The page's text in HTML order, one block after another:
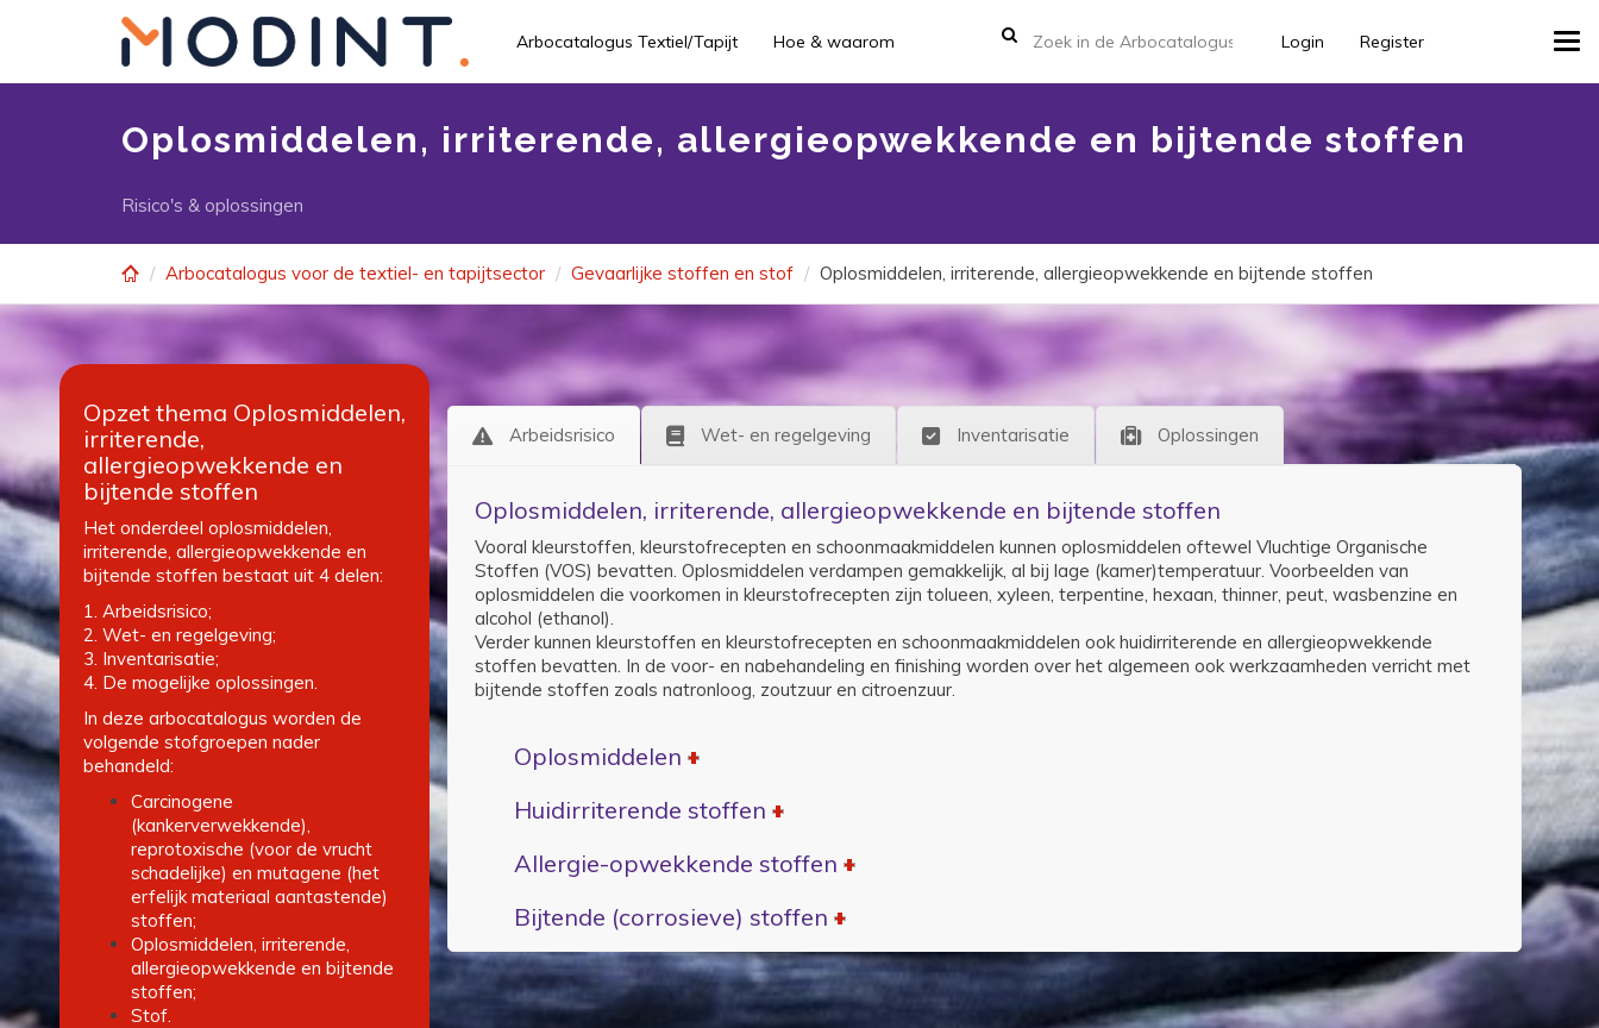
Login Register
Arbocatalogus Textiel/Tapijt Hoe & waarom
Oplosmiddelen, irriterende, allergieopwekkende en bijtende stoffen
Risico's & oplossingen
Arbocatalogus voor de textiel- en tapijtsector Gevaarlijke stoffen en stof Oplosmiddelen, irriterende, allergieopwekkende en bijtende stoffen
Opzet thema Oplosmiddelen,
irriterende,
allergieopwekkende en
bijtende stoffen
Het onderdeel oplosmiddelen,
irriterende, allergieopwekkende en
bijtende stoffen bestaat uit 4 delen:
1. Arbeidsrisico;
2. Wet- en regelgeving;
3. Inventarisatie;
4. De mogelijke oplossingen.
In deze arbocatalogus worden de
volgende stofgroepen nader
behandeld:
Carcinogene
(kankerverwekkende),
reprotoxische (voor de vrucht
schadelijke) en mutagene (het
erfelijk materiaal aantastende)
stoffen;
Oplosmiddelen, irriterende,
allergieopwekkende en bijtende
stoffen;
Stof.
Arbeidsrisico Wet- en regelgeving Inventarisatie Oplossingen
Oplosmiddelen, irriterende, allergieopwekkende en bijtende stoffen
Vooral kleurstoffen, kleurstofrecepten en schoonmaakmiddelen kunnen oplosmiddelen oftewel Vluchtige Organische
Stoffen (VOS) bevatten. Oplosmiddelen verdampen gemakkelijk, al bij lage (kamer)temperatuur. Voorbeelden van
oplosmiddelen die voorkomen in kleurstofrecepten zijn tolueen, xyleen, terpentine, hexaan, thinner, peut, wasbenzine en
alcohol (ethanol).
Verder kunnen kleurstoffen en kleurstofrecepten en schoonmaakmiddelen ook huidirriterende en allergieopwekkende
stoffen bevatten. In de voor- en nabehandeling en finishing worden over het algemeen ook werkzaamheden verricht met
bijtende stoffen zoals natronloog, zoutzuur en citroenzuur.
Oplosmiddelen
Huidirriterende stoffen
Allergie-opwekkende stoffen
Bijtende (corrosieve) stoffen